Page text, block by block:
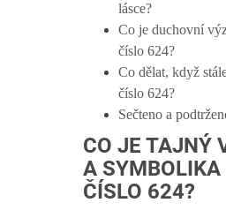
lásce?
Co je duchovní
číslo 624?
Co dělat, když
číslo 624?
Sečteno a
CO JE TAJNÝ
A
ČÍSLO 624?